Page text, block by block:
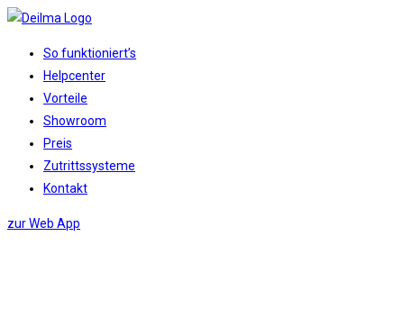
Zum
springen
Website-
Menü
anzeigen
So funktioniert’s
Helpcenter
Vorteile
Showroom
Preis
Zutrittssysteme
Kontakt
zur Web App